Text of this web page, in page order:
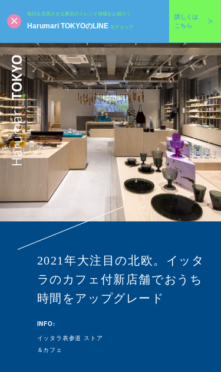
毎日を充実させる東京のトレンド情報をお届け！
Harumari TOKYOのLINE をチェック
詳しくは
こちら
2021年大注目の北欧。イッタ
ラのカフェ付新店舗でおうち
時間をアップグレード
INFO:
イッタラ表参道 ストア
＆カフェ